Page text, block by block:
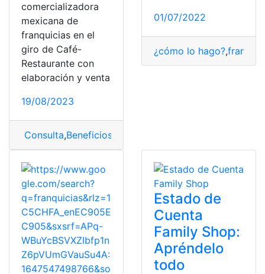
comercializadora
mexicana de
franquicias en el
giro de Café-
Restaurante con
elaboración y venta
19/08/2023
Consulta,Beneficios
01/07/2022
¿cómo lo hago?,
Estado de
Cuenta
Family Shop:
Apréndelo
todo